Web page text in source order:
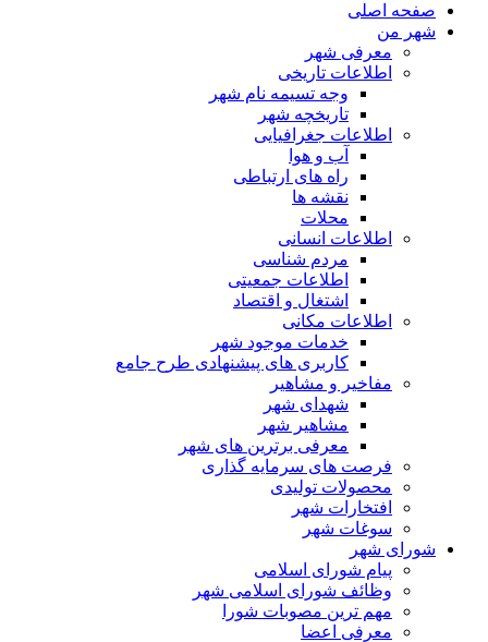
صفحه اصلی
شهر من
معرفی شهر
اطلاعات تاریخی
وجه تسیمه نام شهر
تاریخچه شهر
اطلاعات جغرافیایی
آب و هوا
راه های ارتباطی
نقشه ها
محلات
اطلاعات انسانی
مردم شناسی
اطلاعات جمعیتی
اشتغال و اقتصاد
اطلاعات مکانی
خدمات موجود شهر
کاربری های پیشنهادی طرح جامع
مفاخیر و مشاهیر
شهدای شهر
مشاهیر شهر
معرفی برترین های شهر
فرصت های سرمایه گذاری
محصولات تولیدی
افتخارات شهر
سوغات شهر
شورای شهر
پیام شورای اسلامی
وظائف شورای اسلامی شهر
مهم ترین مصوبات شورا
معرفی اعضا